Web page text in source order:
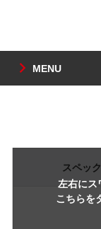
MENU
左右にス
こちらを
スペック